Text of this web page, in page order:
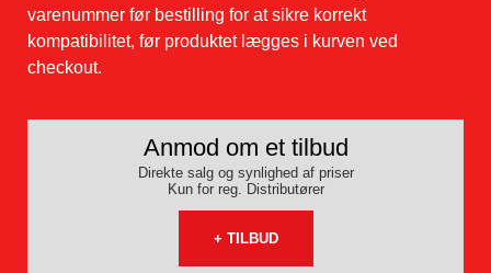
varenummer før bestilling for at sikre korrekt
kompatibilitet, før produktet lægges i kurven ved
checkout.
Anmod om et tilbud
Direkte salg og synlighed af priser
Kun for reg. Distributører
+ TILBUD